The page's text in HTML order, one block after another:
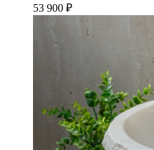
53 900 ₽